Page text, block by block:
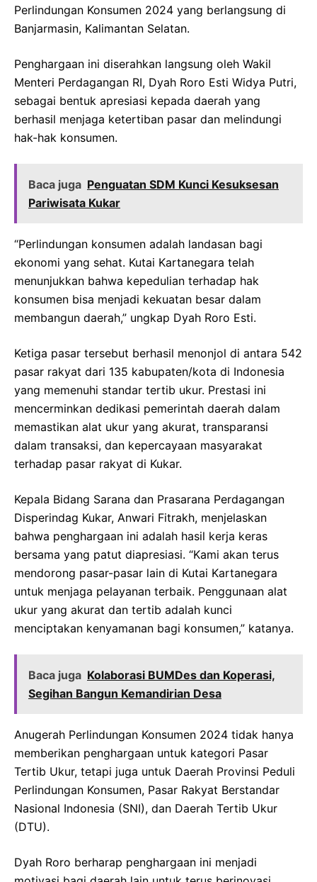
Perlindungan Konsumen 2024 yang berlangsung di
Banjarmasin, Kalimantan Selatan.
Penghargaan ini diserahkan langsung oleh Wakil
Menteri Perdagangan RI, Dyah Roro Esti Widya Putri,
sebagai bentuk apresiasi kepada daerah yang
berhasil menjaga ketertiban pasar dan melindungi
hak-hak konsumen.
Baca juga Penguatan SDM Kunci Kesuksesan
Pariwisata Kukar
“Perlindungan konsumen adalah landasan bagi
ekonomi yang sehat. Kutai Kartanegara telah
menunjukkan bahwa kepedulian terhadap hak
konsumen bisa menjadi kekuatan besar dalam
membangun daerah,” ungkap Dyah Roro Esti.
Ketiga pasar tersebut berhasil menonjol di antara 542
pasar rakyat dari 135 kabupaten/kota di Indonesia
yang memenuhi standar tertib ukur. Prestasi ini
mencerminkan dedikasi pemerintah daerah dalam
memastikan alat ukur yang akurat, transparansi
dalam transaksi, dan kepercayaan masyarakat
terhadap pasar rakyat di Kukar.
Kepala Bidang Sarana dan Prasarana Perdagangan
Disperindag Kukar, Anwari Fitrakh, menjelaskan
bahwa penghargaan ini adalah hasil kerja keras
bersama yang patut diapresiasi. “Kami akan terus
mendorong pasar-pasar lain di Kutai Kartanegara
untuk menjaga pelayanan terbaik. Penggunaan alat
ukur yang akurat dan tertib adalah kunci
menciptakan kenyamanan bagi konsumen,” katanya.
Baca juga Kolaborasi BUMDes dan Koperasi,
Segihan Bangun Kemandirian Desa
Anugerah Perlindungan Konsumen 2024 tidak hanya
memberikan penghargaan untuk kategori Pasar
Tertib Ukur, tetapi juga untuk Daerah Provinsi Peduli
Perlindungan Konsumen, Pasar Rakyat Berstandar
Nasional Indonesia (SNI), dan Daerah Tertib Ukur
(DTU).
Dyah Roro berharap penghargaan ini menjadi